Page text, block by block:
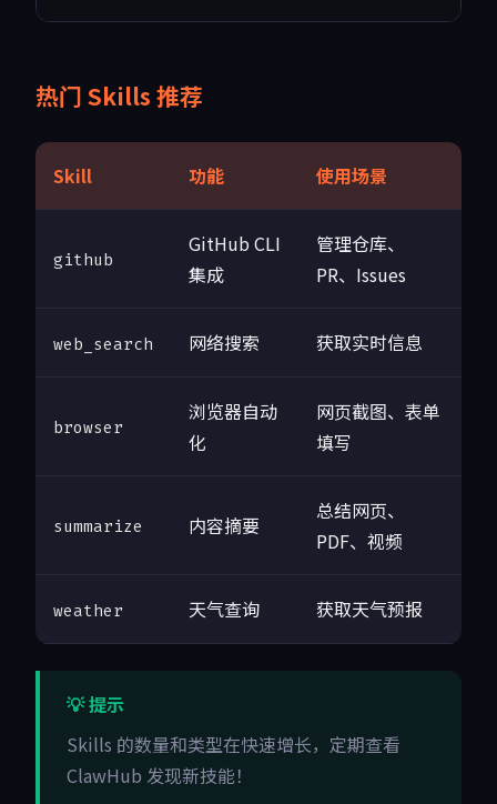
热门 Skills 推荐
Skill 功能 使用场景
github
GitHub CLI
集成
管理仓库、
PR、Issues
web_search 网络搜索 获取实时信息
browser
浏览器自动
化
网页截图、表单
填写
summarize 内容摘要
总结网页、
PDF、视频
weather 天气查询 获取天气预报
💡 提示
Skills 的数量和类型在快速增长，定期查看
ClawHub 发现新技能！